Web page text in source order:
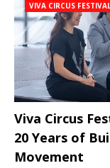
VIVA CIRCUS
Viva Circus
20 Years of
Movement